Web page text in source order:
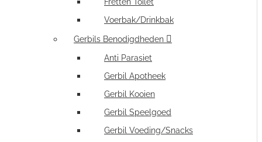
Voerbak/Drinkbak
Gerbils Benodigdheden
Anti Parasiet
Gerbil Apotheek
Gerbil Kooien
Gerbil Speelgoed
Gerbil Voeding/Snacks